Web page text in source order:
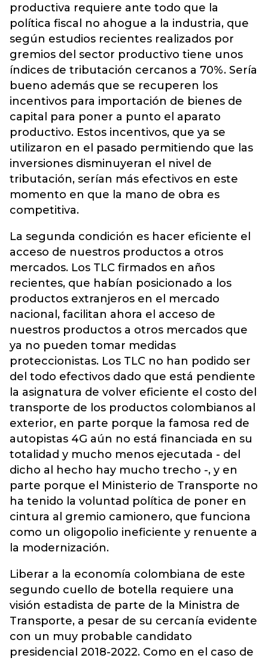
productiva requiere ante todo que la
política fiscal no ahogue a la industria, que
según estudios recientes realizados por
gremios del sector productivo tiene unos
índices de tributación cercanos a 70%. Sería
bueno además que se recuperen los
incentivos para importación de bienes de
capital para poner a punto el aparato
productivo. Estos incentivos, que ya se
utilizaron en el pasado permitiendo que las
inversiones disminuyeran el nivel de
tributación, serían más efectivos en este
momento en que la mano de obra es
competitiva.
La segunda condición es hacer eficiente el
acceso de nuestros productos a otros
mercados. Los TLC firmados en años
recientes, que habían posicionado a los
productos extranjeros en el mercado
nacional, facilitan ahora el acceso de
nuestros productos a otros mercados que
ya no pueden tomar medidas
proteccionistas. Los TLC no han podido ser
del todo efectivos dado que está pendiente
la asignatura de volver eficiente el costo del
transporte de los productos colombianos al
exterior, en parte porque la famosa red de
autopistas 4G aún no está financiada en su
totalidad y mucho menos ejecutada - del
dicho al hecho hay mucho trecho -, y en
parte porque el Ministerio de Transporte no
ha tenido la voluntad política de poner en
cintura al gremio camionero, que funciona
como un oligopolio ineficiente y renuente a
la modernización.
Liberar a la economía colombiana de este
segundo cuello de botella requiere una
visión estadista de parte de la Ministra de
Transporte, a pesar de su cercanía evidente
con un muy probable candidato
presidencial 2018-2022. Como en el caso de